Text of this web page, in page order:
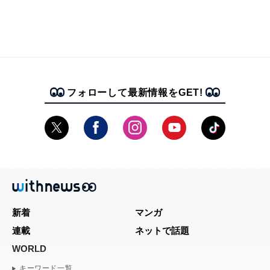
フォローして最新情報をGET!
新着
マンガ
連載
ネットで話題
WORLD
キーワード一覧